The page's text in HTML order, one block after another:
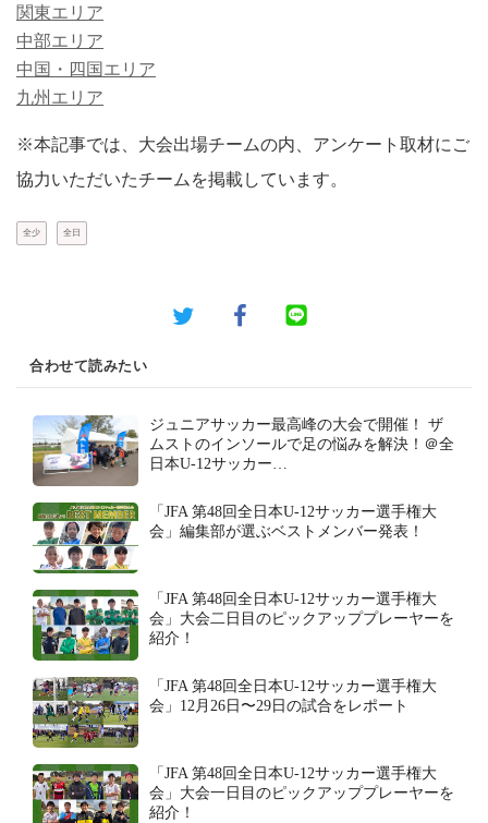
関東エリア
中部エリア
中国・四国エリア
九州エリア
※本記事では、大会出場チームの内、アンケート取材にご
協力いただいたチームを掲載しています。
全少 全日
合わせて読みたい
ジュニアサッカー最高峰の大会で開催！ ザ
ムストのインソールで足の悩みを解決！＠全
日本U-12サッカー…
「JFA 第48回全日本U-12サッカー選手権大
会」編集部が選ぶベストメンバー発表！
「JFA 第48回全日本U-12サッカー選手権大
会」大会二日目のピックアッププレーヤーを
紹介！
「JFA 第48回全日本U-12サッカー選手権大
会」12月26日〜29日の試合をレポート
「JFA 第48回全日本U-12サッカー選手権大
会」大会一日目のピックアッププレーヤーを
紹介！